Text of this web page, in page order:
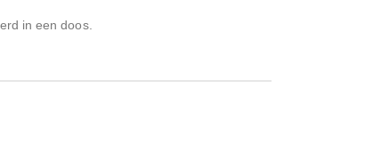
in een doos.